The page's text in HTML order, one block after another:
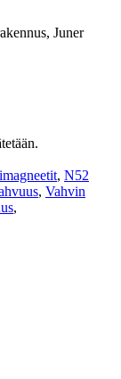
Juner
, N52
, Vahvin
,